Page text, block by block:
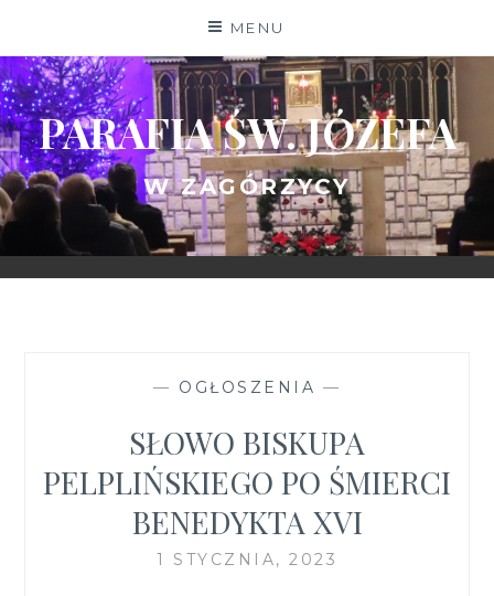
content
MENU
PARAFIA ŚW. JÓZEFA
W ZAGÓRZYCY
— OGŁOSZENIA —
SŁOWO BISKUPA
PELPLIŃSKIEGO PO ŚMIERCI
BENEDYKTA XVI
1 STYCZNIA, 2023